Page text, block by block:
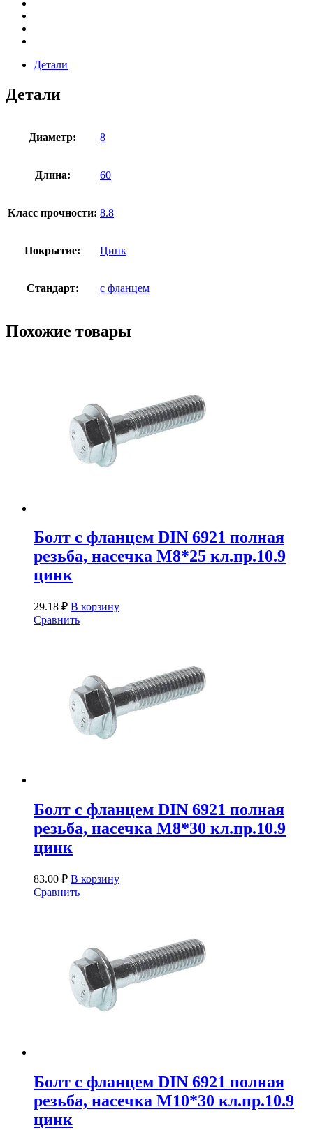
Детали
Детали
Диаметр: 8
Длина: 60
Класс прочности: 8.8
Покрытие: Цинк
Стандарт: с фланцем
Похожие товары
Болт с фланцем DIN 6921 полная
резьба, насечка М8*25 кл.пр.10.9
цинк
29.18 ₽ В корзину
Сравнить
Болт с фланцем DIN 6921 полная
резьба, насечка М8*30 кл.пр.10.9
цинк
83.00 ₽ В корзину
Сравнить
Болт с фланцем DIN 6921 полная
резьба, насечка М10*30 кл.пр.10.9
цинк